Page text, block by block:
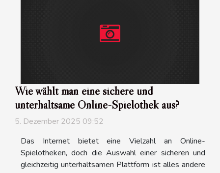
Wie wählt man eine sichere und
unterhaltsame Online-Spielothek aus?
5. Dezember 2025 09:52
Das Internet bietet eine Vielzahl an Online-
Spielotheken, doch die Auswahl einer sicheren und
gleichzeitig unterhaltsamen Plattform ist alles andere